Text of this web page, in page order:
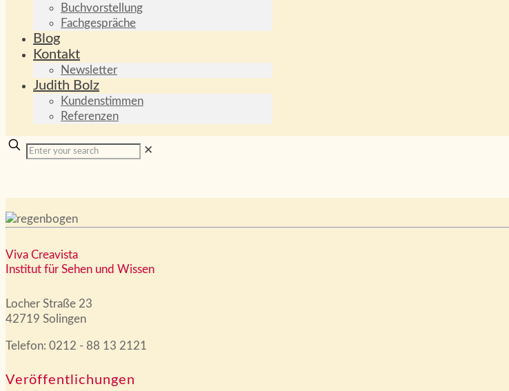
Buchvorstellung
Fachgespräche
Blog
Kontakt
Newsletter
Judith Bolz
Kundenstimmen
Referenzen
✕
Viva Creavista
Institut für Sehen und Wissen
Locher Straße 23
42719 Solingen
Telefon: 0212 - 88 13 2121
Veröffentlichungen